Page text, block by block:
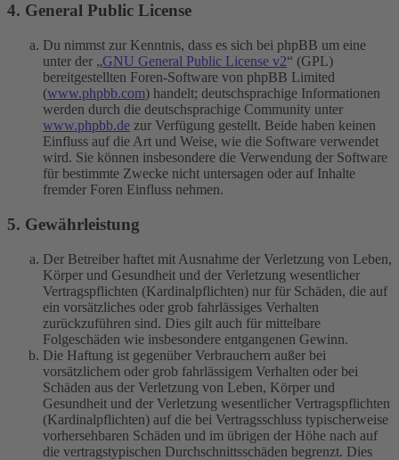
4. General Public License
Du nimmst zur Kenntnis, dass es sich bei phpBB um eine
unter der „GNU General Public License v2“ (GPL)
bereitgestellten Foren-Software von phpBB Limited
(www.phpbb.com) handelt; deutschsprachige Informationen
werden durch die deutschsprachige Community unter
www.phpbb.de zur Verfügung gestellt. Beide haben keinen
Einfluss auf die Art und Weise, wie die Software verwendet
wird. Sie können insbesondere die Verwendung der Software
für bestimmte Zwecke nicht untersagen oder auf Inhalte
fremder Foren Einfluss nehmen.
5. Gewährleistung
Der Betreiber haftet mit Ausnahme der Verletzung von Leben,
Körper und Gesundheit und der Verletzung wesentlicher
Vertragspflichten (Kardinalpflichten) nur für Schäden, die auf
ein vorsätzliches oder grob fahrlässiges Verhalten
zurückzuführen sind. Dies gilt auch für mittelbare
Folgeschäden wie insbesondere entgangenen Gewinn.
Die Haftung ist gegenüber Verbrauchern außer bei
vorsätzlichem oder grob fahrlässigem Verhalten oder bei
Schäden aus der Verletzung von Leben, Körper und
Gesundheit und der Verletzung wesentlicher Vertragspflichten
(Kardinalpflichten) auf die bei Vertragsschluss typischerweise
vorhersehbaren Schäden und im übrigen der Höhe nach auf
die vertragstypischen Durchschnittsschäden begrenzt. Dies